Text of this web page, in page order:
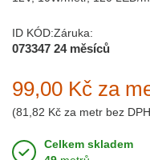
ID KÓD:
073347
Záruka:
24 měsíců
99,00 Kč za
(81,82 Kč za metr bez
Celkem skladem